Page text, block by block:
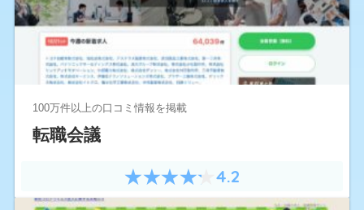
100万件以上の口コミ情報を掲載
転職会議
4.2